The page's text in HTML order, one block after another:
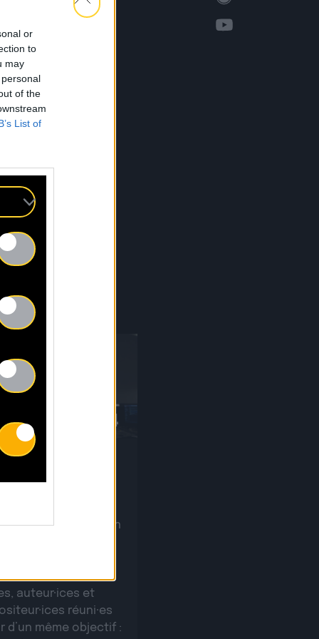
or
to
may
of the
List of
30.04
sur notre Writing
première édition
accueilli des
auteur·ices et
réuni·es
d’un même objectif :